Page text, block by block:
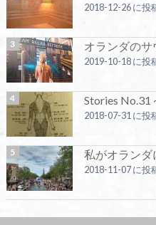
2018-12-26 に投
オランダの
2019-10-18 に投
Stories No.31
2018-07-31 に投
私がオランダ
2018-11-07 に投